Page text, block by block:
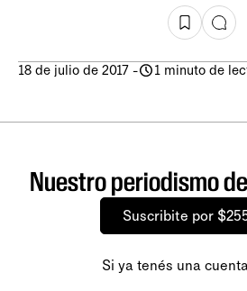
18 de julio de 2017 - 1 minuto de
Nuestro periodismo
Suscribite por
Si ya tenés una cuenta